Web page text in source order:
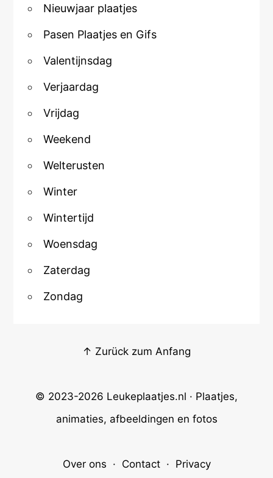
Nieuwjaar plaatjes
Pasen Plaatjes en Gifs
Valentijnsdag
Verjaardag
Vrijdag
Weekend
Welterusten
Winter
Wintertijd
Woensdag
Zaterdag
Zondag
↑ Zurück zum Anfang
© 2023-2026 Leukeplaatjes.nl · Plaatjes,
animaties, afbeeldingen en fotos
Over ons · Contact· Privacy